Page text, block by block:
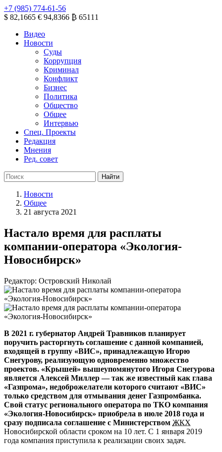
+7 (985) 774-61-56
$ 82,1665 € 94,8366 ₿ 65111
Видео
Новости
Суды
Коррупция
Криминал
Конфликт
Бизнес
Политика
Общество
Общее
Интервью
Спец. Проекты
Редакция
Мнения
Ред. совет
Новости
Общее
21 августа 2021
Настало время для расплаты
компании-оператора «Экология-
Новосибирск»
Редактор: Островский Николай
В 2021 г. губернатор Андрей Травников планирует
поручить расторгнуть соглашение с данной компанией,
входящей в группу «ВИС», принадлежащую Игорю
Снегурову, реализующую одновременно множество
проектов. «Крышей» вышеупомянутого Игоря Снегурова
является Алексей Миллер — так же известный как глава
«Газпрома», недоброжелатели которого считают «ВИС»
только средством для отмывания денег Газпромбанка.
Свой статус регионального оператора по ТКО компания
«Экология-Новосибирск» приобрела в июле 2018 года и
сразу подписала соглашение с Министерством ЖКХ
Новосибирской области сроком на 10 лет. С 1 января 2019
года компания приступила к реализации своих задач.